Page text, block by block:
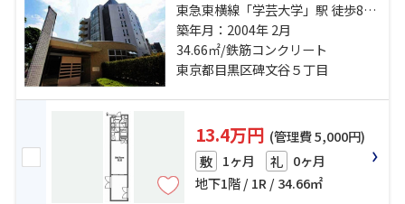
東急東横線「学芸大学」駅 徒歩8分
東急東横線「都立大学」駅 徒歩13
分 東急東横線「祐天寺」駅 徒歩24
分
築年月：2004年 2月
34.66㎡/鉄筋コンクリート
東京都目黒区碑文谷５丁目
13.4万円 (管理費 5,000円)
敷 1ヶ月 礼 0ヶ月
地下1階 / 1R / 34.66㎡